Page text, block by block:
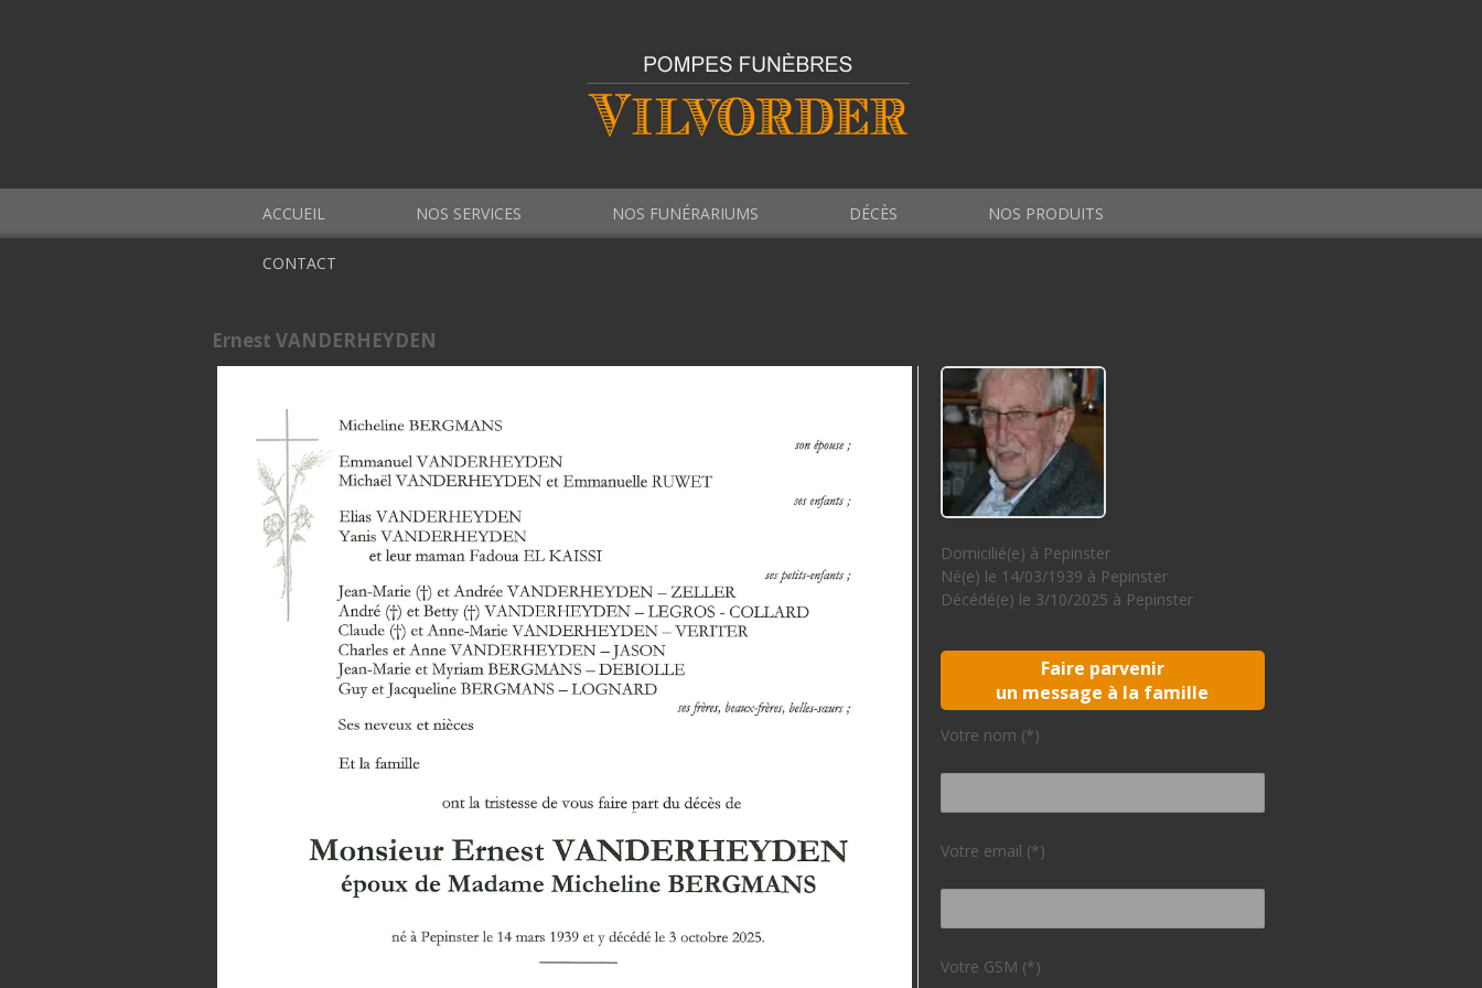
ACCUEIL NOS SERVICES NOS FUNÉRARIUMS DÉCÈS NOS PRODUITS
CONTACT
Ernest VANDERHEYDEN
Domicilié(e) à Pepinster
Né(e) le 14/03/1939 à Pepinster
Décédé(e) le 3/10/2025 à Pepinster
Faire parvenir
un message à la famille
Votre nom (*)
Votre email (*)
Votre GSM (*)